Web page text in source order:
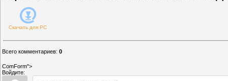
Скачать для PC
Всего комментариев: 0
ComForm">
Войдите: